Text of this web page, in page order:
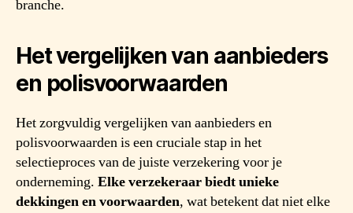
branche.
Het vergelijken van aanbieders
en polisvoorwaarden
Het zorgvuldig vergelijken van aanbieders en
polisvoorwaarden is een cruciale stap in het
selectieproces van de juiste verzekering voor je
onderneming. Elke verzekeraar biedt unieke
dekkingen en voorwaarden, wat betekent dat niet elke